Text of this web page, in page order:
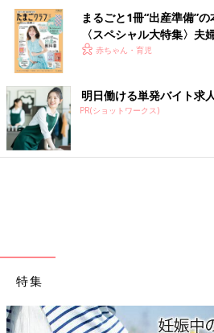
まるごと1冊“出産準備”
〈スペシャル大特集〉
赤ちゃん・育児
明日働ける単発バイト求
PR(ショットワークス)
特集